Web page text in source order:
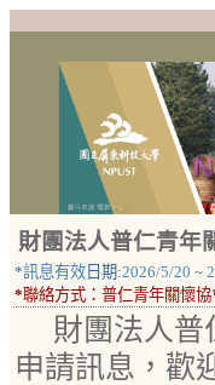
財團法人普仁青年
*訊息有效 日期:2026/5/20 ~
*聯絡方式： 普仁青年關懷協
財團法人
申請訊息，歡